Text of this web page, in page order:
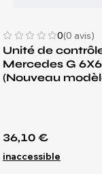
0(0 avis)
Unité de
Mercedes G 6X6
(Nouveau
36,10 €
inaccessible